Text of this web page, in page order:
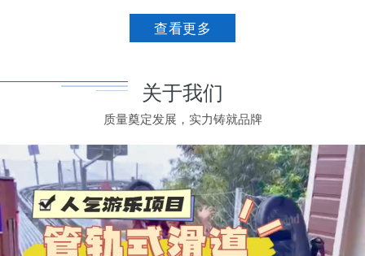
查看更多
关于我们
质量奠定发展，实力铸就品牌